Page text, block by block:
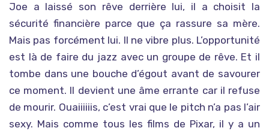
Joe a laissé son rêve derrière lui, il a choisit la
sécurité financière parce que ça rassure sa mère.
Mais pas forcément lui. Il ne vibre plus. L’opportunité
est là de faire du jazz avec un groupe de rêve. Et il
tombe dans une bouche d’égout avant de savourer
ce moment. Il devient une âme errante car il refuse
de mourir. Ouaiiiiiis, c’est vrai que le pitch n’a pas l’air
sexy. Mais comme tous les films de Pixar, il y a un